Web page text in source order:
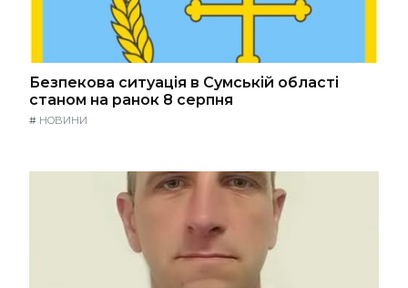
Безпекова ситуація в Сумській області
станом на ранок 8 серпня
# НОВИНИ